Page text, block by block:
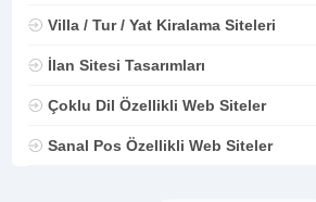
Villa / Tur / Yat Kiralama Siteleri
İlan Sitesi Tasarımları
Çoklu Dil Özellikli Web Siteler
Sanal Pos Özellikli Web Siteler